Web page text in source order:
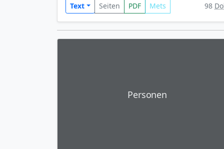
Text Seiten PDF Mets 98
Personen